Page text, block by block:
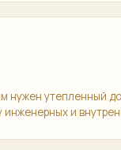
нужен утепленный
и